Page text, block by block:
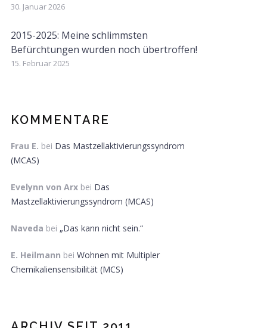
30. Januar 2026
2015-2025: Meine schlimmsten
Befürchtungen wurden noch übertroffen!
15. Februar 2025
KOMMENTARE
Frau E. bei Das Mastzellaktivierungssyndrom
(MCAS)
Evelynn von Arx bei Das
Mastzellaktivierungssyndrom (MCAS)
Naveda bei „Das kann nicht sein.“
E. Heilmann bei Wohnen mit Multipler
Chemikaliensensibilität (MCS)